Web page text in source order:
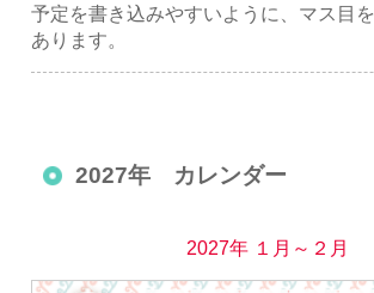
予定を書き込みやすいように、マス目
あります。
2027年 カレンダー
2027年 １月～２月